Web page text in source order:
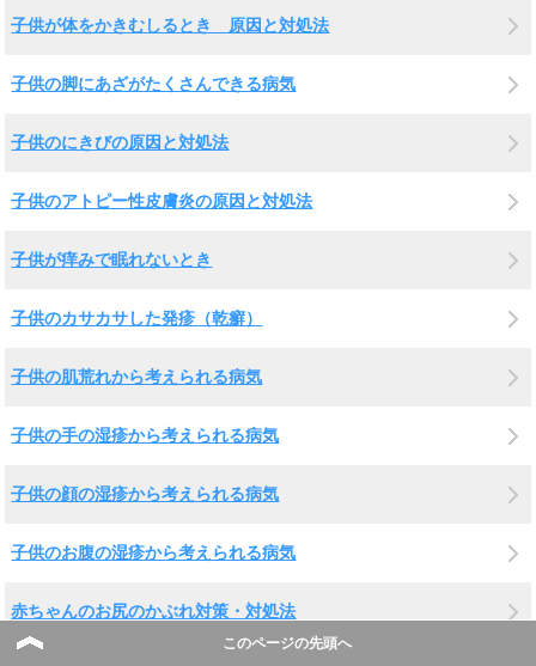
子供が体をかきむしるとき 原因と対処法
子供の脚にあざがたくさんできる病気
子供のにきびの原因と対処法
子供のアトピー性皮膚炎の原因と対処法
子供が痒みで眠れないとき
子供のカサカサした発疹（乾癬）
子供の肌荒れから考えられる病気
子供の手の湿疹から考えられる病気
子供の顔の湿疹から考えられる病気
子供のお腹の湿疹から考えられる病気
赤ちゃんのお尻のかぶれ対策・対処法
このページの先頭へ